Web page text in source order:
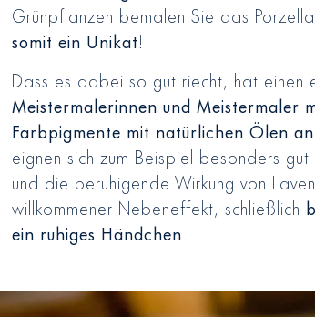
Grünpflanzen bemalen Sie das
somit ein Unikat!
Dass es dabei so gut riecht, hat einen
Meistermalerinnen und Meistermaler
Farbpigmente mit natürlichen Ölen an
eignen sich zum Beispiel besonders
und die beruhigende Wirkung von
willkommener Nebeneffekt, schließlich
ein ruhiges Händchen.